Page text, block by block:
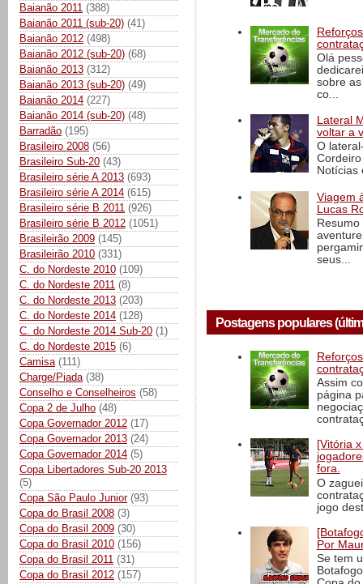
Baianão 2011 (388)
Baianão 2011 (sub-20) (41)
Baianão 2012 (498)
Baianão 2012 (sub-20) (68)
Baianão 2013 (312)
Baianão 2013 (sub-20) (49)
Baianão 2014 (227)
Baianão 2014 (sub-20) (48)
Barradão (195)
Brasileiro 2008 (56)
Brasileiro Sub-20 (43)
Brasileiro série A 2013 (693)
Brasileiro série A 2014 (615)
Brasileiro série B 2011 (926)
Brasileiro série B 2012 (1051)
Brasileirão 2009 (145)
Brasileirão 2010 (331)
C. do Nordeste 2010 (109)
C. do Nordeste 2011 (8)
C. do Nordeste 2013 (203)
C. do Nordeste 2014 (128)
C. do Nordeste 2014 Sub-20 (1)
C. do Nordeste 2015 (6)
Camisa (111)
Charge/Piada (38)
Conselho e Conselheiros (58)
Copa 2 de Julho (48)
Copa Governador 2012 (17)
Copa Governador 2013 (24)
Copa Governador 2014 (5)
Copa Libertadores Sub-20 2013
(5)
Copa São Paulo Junior (93)
Copa do Brasil 2008 (3)
Copa do Brasil 2009 (30)
Copa do Brasil 2010 (156)
Copa do Brasil 2011 (31)
Copa do Brasil 2012 (157)
Olá
sobre
co...
Lateral
voltar a
O
Notícias
Viagem
Lucas
seus...
Postagens populares
Assim
página
[Vitória
fora.
O
jogo
Por
Se tem